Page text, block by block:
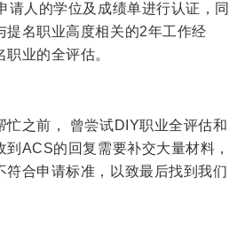
请人的学位及成绩单进行认证，同
提名职业高度相关的2年工作经
业的全评估。
忙之前， 曾尝试DIY职业全评估和
ACS的回复需要补交大量材料，
符合申请标准，以致最后找到我们